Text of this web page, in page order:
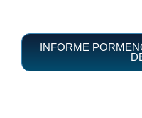
INFORME